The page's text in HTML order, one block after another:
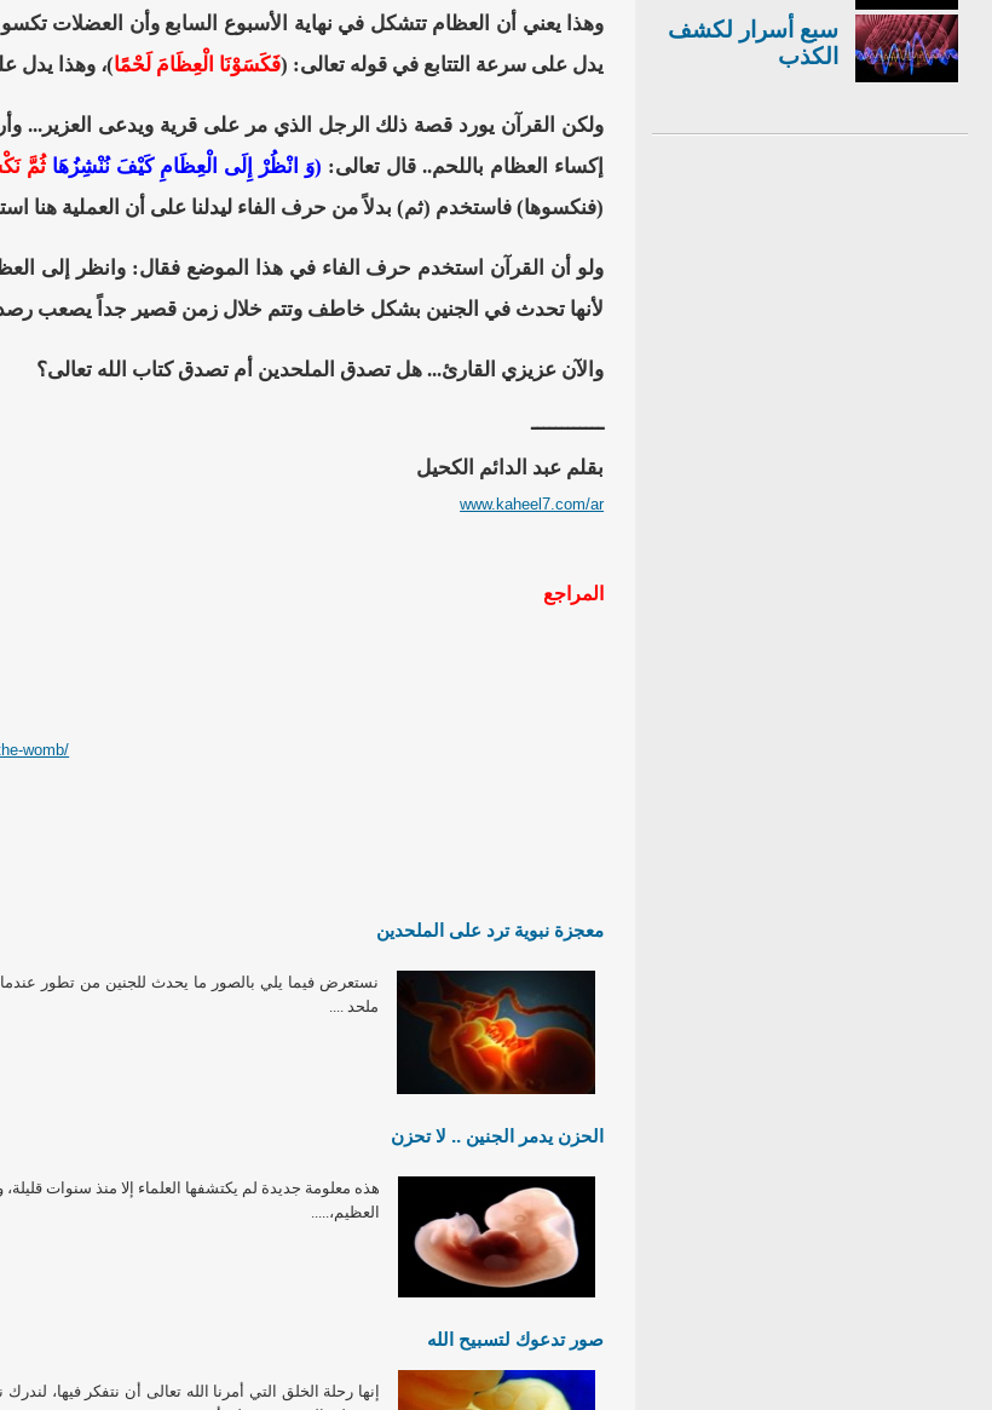
وهذا يعني أن العظام تتشكل في نهاية الأسبوع السابع وأن العضلات
يدل على سرعة التتابع في قوله تعالى: (فَكَسَوْنَا الْعِظَامَ لَحْمًا)، وهذا يدل
ولكن القرآن يورد قصة ذلك الرجل الذي مر على قرية ويدعى العزير...
إكساء العظام باللحم.. قال تعالى: (وَ انْظُرْ إِلَى الْعِظَامِ كَيْفَ نُنْشِزُهَاثُمَّ
(فنكسوها) فاستخدم (ثم) بدلاً من حرف الفاء ليدلنا على أن العملية هنا
ولو أن القرآن استخدم حرف الفاء في هذا الموضع فقال: وانظر إلى
لأنها تحدث في الجنين بشكل خاطف وتتم خلال زمن قصير جداً يصعب رصده..
والآن عزيزي القارئ... هل تصدق الملحدين أم تصدق كتاب الله تعالى؟
ــــــــــــ
بقلم عبد الدائم الكحيل
www.kaheel7.com/ar
المراجع
womb/
معجزة نبوية ترد على الملحدين
ملحد ....
الحزن يدمر الجنين .. لا تحزن
هذه معلومة جديدة لم يكتشفها العلماء إلا منذ سنوات
العظيم،.....
صور تدعوك لتسبيح الله
إنها رحلة الخلق التي أمرنا الله تعالى أن نتفكر فيها،
سبع أسرار لكشف
الكذب